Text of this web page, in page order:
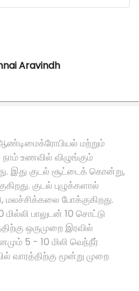
Aravindh
ஆண்டிமைக்ரோபியல் மற்றும்
உணவில் விழுங்கும்
இது குடல் சூட்டைக் கொன்று,
குடல் புழுக்களால்
மலச்சிக்கலை போக்குகிறது.
பாலுடன் 10 சொட்டு
ஒருமுறை இரவில்
5 - 10 மிலி வெந்நீர்
வாரத்திற்கு மூன்று முறை